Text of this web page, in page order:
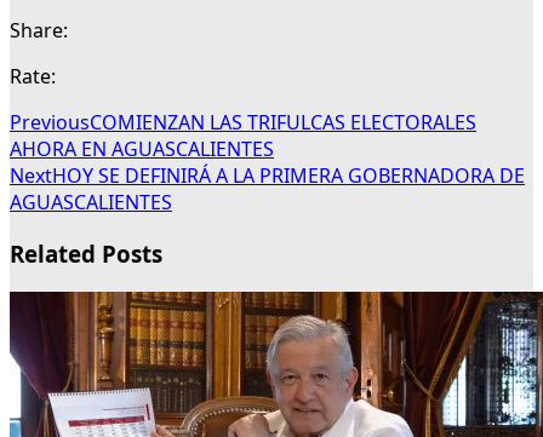
Share:
Rate:
PreviousCOMIENZAN LAS TRIFULCAS ELECTORALES
AHORA EN AGUASCALIENTES
NextHOY SE DEFINIRÁ A LA PRIMERA GOBERNADORA DE
AGUASCALIENTES
Related Posts